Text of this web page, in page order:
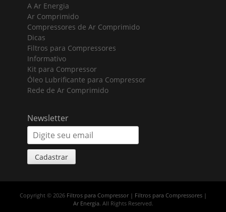
A Ar Energia
Ar Comprimido
Compressores de Ar Comprimido
Dicas
Filtros para Compressores
Informativo
Kit para Compressor
Óleo Lubrificante para Compressor
Rede de Ar Comprimido
Newsletter
Copyright © 2026 Filtros para Compressor | Filtros para Compressores |
Ar Energia. All Rights Reserved.